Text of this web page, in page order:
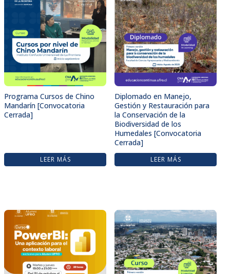
Programa Cursos de Chino
Mandarín [Convocatoria
Cerrada]
LEER MÁS
Diplomado en Manejo,
Gestión y Restauración para
la Conservación de la
Biodiversidad de los
Humedales [Convocatoria
Cerrada]
LEER MÁS